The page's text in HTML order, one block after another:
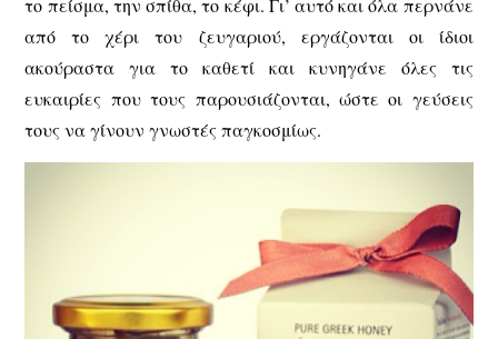
το πείσμα, την σπίθα, το κέφι. Γι’ αυτό και όλα περνάνε
από το χέρι του ζευγαριού, εργάζονται οι ίδιοι
ακούραστα για το καθετί και κυνηγάνε όλες τις
ευκαιρίες που τους παρουσιάζονται, ώστε οι γεύσεις
τους να γίνουν γνωστές παγκοσμίως.